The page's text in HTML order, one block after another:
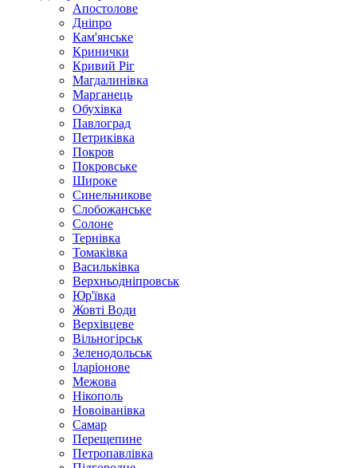
Апостолове
Дніпро
Кам'янське
Кринички
Кривий Ріг
Магдалинівка
Марганець
Обухівка
Павлоград
Петриківка
Покров
Покровське
Широке
Синельникове
Слобожанське
Солоне
Тернівка
Томаківка
Васильківка
Верхньодніпровськ
Юр'ївка
Жовті Води
Верхівцеве
Вільногірськ
Зеленодольськ
Іларіонове
Межова
Нікополь
Новоіванівка
Самар
Перещепине
Петропавлівка